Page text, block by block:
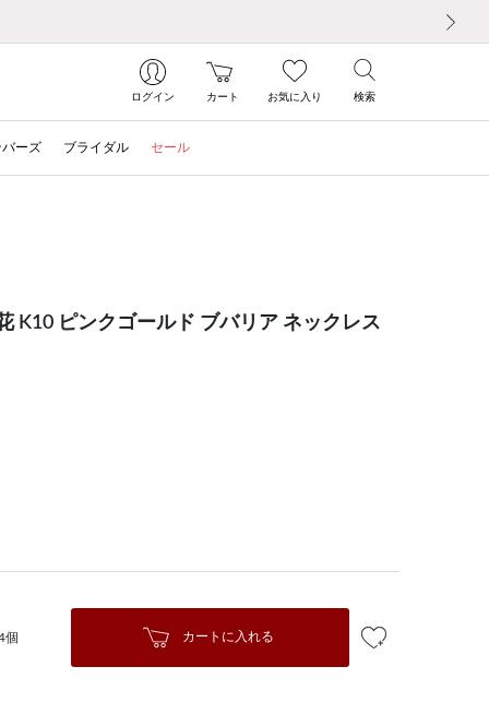
ログイン カート お気に入り 検索
バーズ ブライダル セール
K10 ピンクゴールド ブバリア ネックレス
個 カートに入れる